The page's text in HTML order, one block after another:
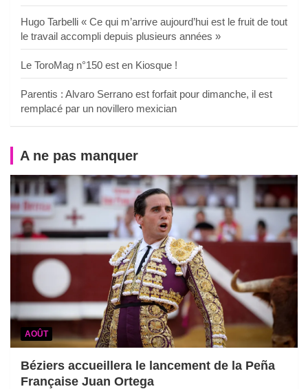
Hugo Tarbelli « Ce qui m’arrive aujourd’hui est le fruit de tout
le travail accompli depuis plusieurs années »
Le ToroMag n°150 est en Kiosque !
Parentis : Alvaro Serrano est forfait pour dimanche, il est
remplacé par un novillero mexician
A ne pas manquer
AOÛT
Béziers accueillera le lancement de la Peña
Française Juan Ortega